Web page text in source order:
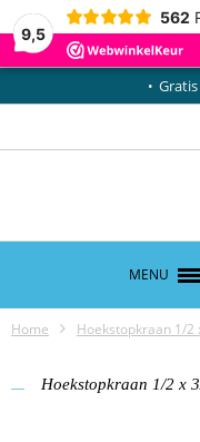
9,5
562
MENU
Home Hoekstopkraan 1/
Hoekstopkraan 1/2 x